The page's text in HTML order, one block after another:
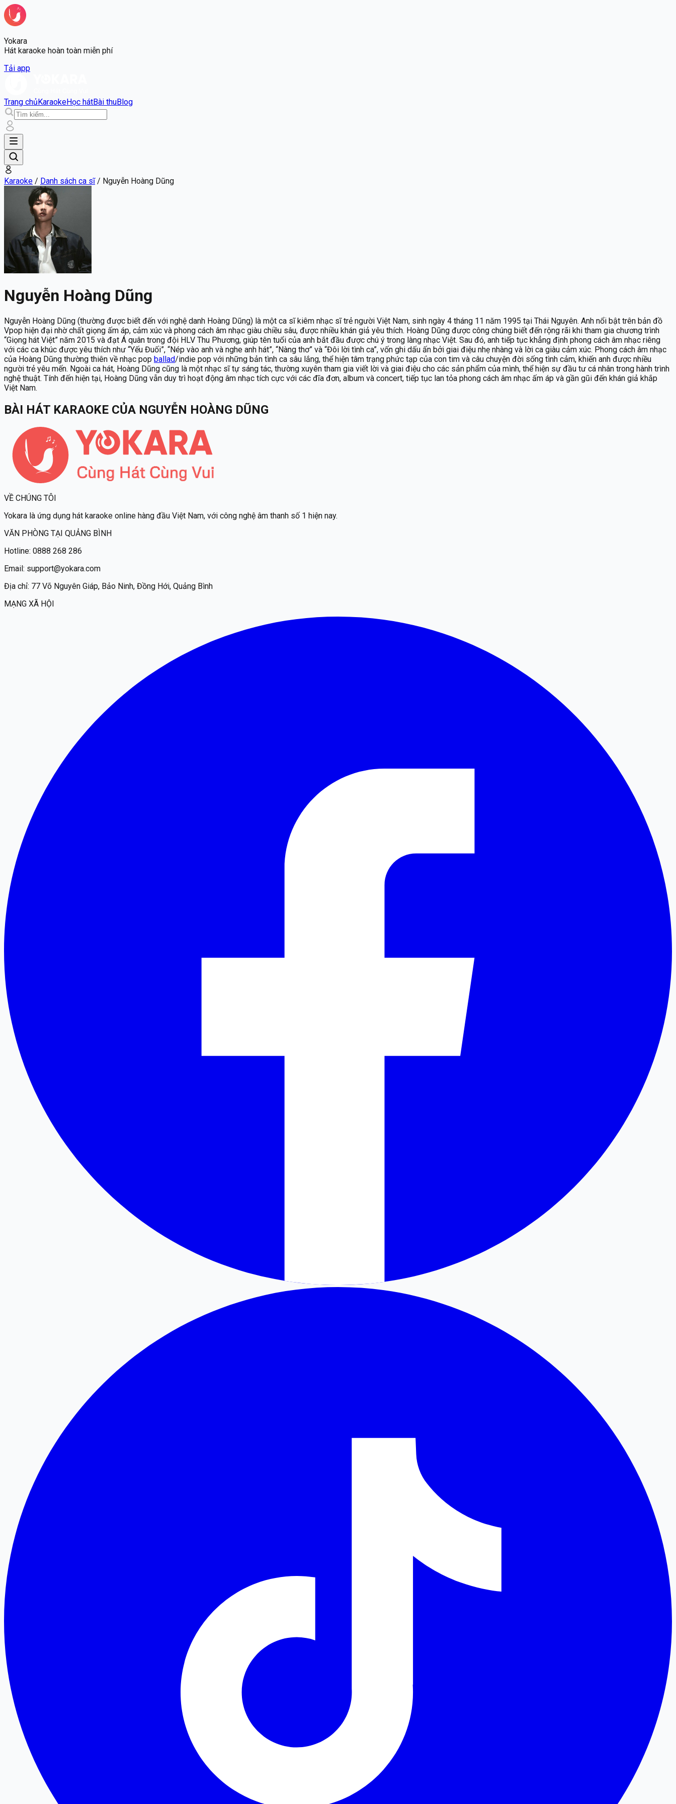
Yokara
Hát karaoke hoàn toàn miễn phí
Tải app
Trang chủKaraokeHọc hátBài thuBlog
Karaoke / Danh sách ca sĩ/ Nguyễn Hoàng Dũng
Nguyễn Hoàng Dũng
Nguyễn Hoàng Dũng (thường được biết đến với nghệ danh Hoàng Dũng) là một ca sĩ kiêm nhạc sĩ trẻ người Việt Nam, sinh ngày 4 tháng 11 năm 1995 tại Thái Nguyên. Anh nổi bật trên bản đồ
Vpop hiện đại nhờ chất giọng ấm áp, cảm xúc và phong cách âm nhạc giàu chiều sâu, được nhiều khán giả yêu thích. Hoàng Dũng được công chúng biết đến rộng rãi khi tham gia chương trình
“Giọng hát Việt” năm 2015 và đạt Á quân trong đội HLV Thu Phương, giúp tên tuổi của anh bắt đầu được chú ý trong làng nhạc Việt. Sau đó, anh tiếp tục khẳng định phong cách âm nhạc riêng
với các ca khúc được yêu thích như “Yếu Đuối”, “Nép vào anh và nghe anh hát”, “Nàng thơ” và “Đôi lời tình ca”, vốn ghi dấu ấn bởi giai điệu nhẹ nhàng và lời ca giàu cảm xúc. Phong cách âm nhạc
của Hoàng Dũng thường thiên về nhạc pop ballad/indie pop với những bản tình ca sâu lắng, thể hiện tâm trạng phức tạp của con tim và câu chuyện đời sống tình cảm, khiến anh được nhiều
người trẻ yêu mến. Ngoài ca hát, Hoàng Dũng cũng là một nhạc sĩ tự sáng tác, thường xuyên tham gia viết lời và giai điệu cho các sản phẩm của mình, thể hiện sự đầu tư cá nhân trong hành trình
nghệ thuật. Tính đến hiện tại, Hoàng Dũng vẫn duy trì hoạt động âm nhạc tích cực với các đĩa đơn, album và concert, tiếp tục lan tỏa phong cách âm nhạc ấm áp và gần gũi đến khán giả khắp
Việt Nam.
BÀI HÁT KARAOKE CỦA NGUYỄN HOÀNG DŨNG
VỀ CHÚNG TÔI
Yokara là ứng dụng hát karaoke online hàng đầu Việt Nam, với công nghệ âm thanh số 1 hiện nay.
VĂN PHÒNG TẠI QUẢNG BÌNH
Hotline: 0888 268 286
Email: support@yokara.com
Địa chỉ: 77 Võ Nguyên Giáp, Bảo Ninh, Đồng Hới, Quảng Bình
MẠNG XÃ HỘI